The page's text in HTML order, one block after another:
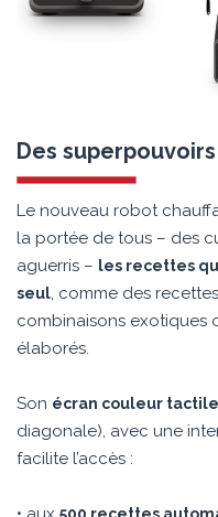
Des
Le nouveau robot
la portée de tous – des
aguerris – les recettes
seul , comme des
combinaisons exotiques
élaborés.
Son écran couleur tactile
diagonale), avec une
facilite l’accès :
500 recettes